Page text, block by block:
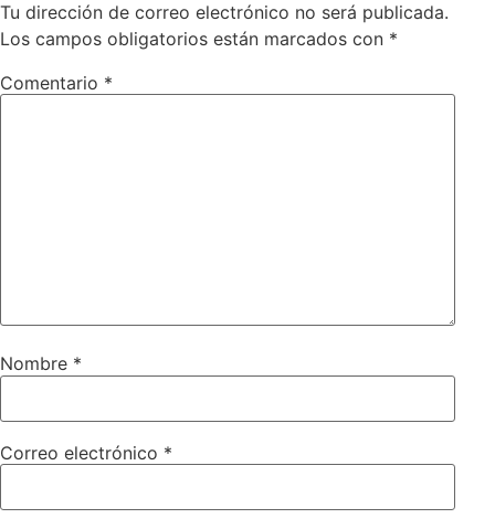
Tu dirección de correo electrónico no será publicada.
Los campos obligatorios están marcados con *
Comentario *
Nombre *
Correo electrónico *